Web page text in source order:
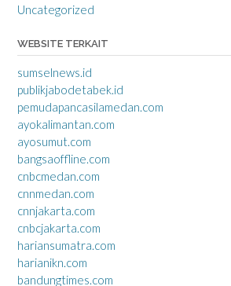
Uncategorized
WEBSITE TERKAIT
sumselnews.id
publikjabodetabek.id
pemudapancasilamedan.com
ayokalimantan.com
ayosumut.com
bangsaoffline.com
cnbcmedan.com
cnnmedan.com
cnnjakarta.com
cnbcjakarta.com
hariansumatra.com
harianikn.com
bandungtimes.com